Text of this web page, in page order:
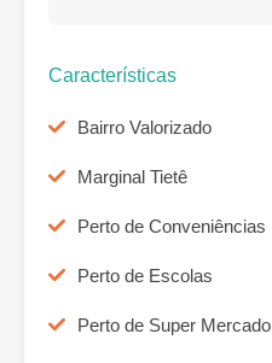
Características
Bairro Valorizado
Marginal Tietê
Perto de Conveniências
Perto de Escolas
Perto de Super Mercado